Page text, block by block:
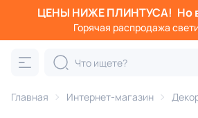
ЦЕНЫ НИЖЕ ПЛИНТУСА! Но
Горячая распродажа
Главная Интернет-магазин